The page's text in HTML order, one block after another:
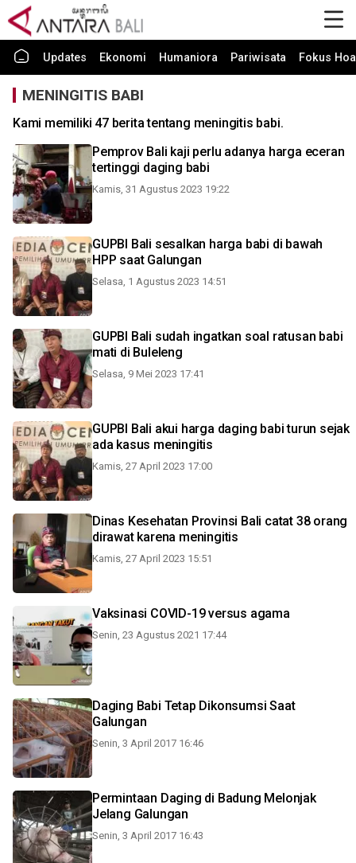
Updates Ekonomi Humaniora Pariwisata Fokus
MENINGITIS BABI
Kami memiliki 47 berita tentang meningitis babi.
Pemprov Bali kaji perlu adanya harga eceran
tertinggi daging babi
Kamis, 31 Agustus 2023 19:22
GUPBI Bali sesalkan harga babi di bawah
HPP saat Galungan
Selasa, 1 Agustus 2023 14:51
GUPBI Bali sudah ingatkan soal ratusan babi
mati di Buleleng
Selasa, 9 Mei 2023 17:41
GUPBI Bali akui harga daging babi turun sejak
ada kasus meningitis
Kamis, 27 April 2023 17:00
Dinas Kesehatan Provinsi Bali catat 38 orang
dirawat karena meningitis
Kamis, 27 April 2023 15:51
Vaksinasi COVID-19 versus agama
Senin, 23 Agustus 2021 17:44
Daging Babi Tetap Dikonsumsi Saat
Galungan
Senin, 3 April 2017 16:46
Permintaan Daging di Badung Melonjak
Jelang Galungan
Senin, 3 April 2017 16:43